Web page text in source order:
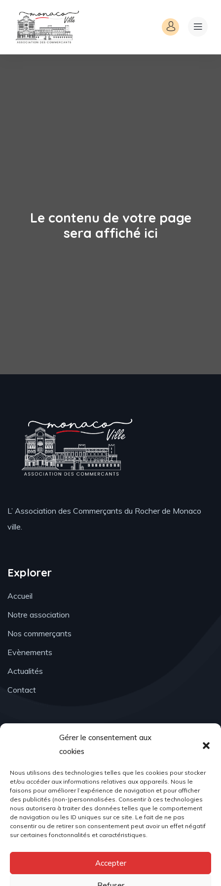
Gérer le consentement aux
cookies
Nous utilisons des technologies telles que les cookies pour stocker
et/ou accéder aux informations relatives aux appareils. Nous le
faisons pour améliorer l’expérience de navigation et pour afficher
des publicités (non-)personnalisées. Consentir à ces technologies
nous autorisera à traiter des données telles que le comportement
de navigation ou les ID uniques sur ce site. Le fait de ne pas
consentir ou de retirer son consentement peut avoir un effet négatif
sur certaines fonctonnalités et caractéristiques.
Accepter
Le contenu de votre page
sera affiché ici
L’ Association des Commerçants du Rocher de Monaco
ville.
Explorer
Accueil
Notre association
Nos commerçants
Evènements
Actualités
Contact
Contact
Email Address
associationacr98@gmail.com
Location
Place du Palais, 98000 Monaco